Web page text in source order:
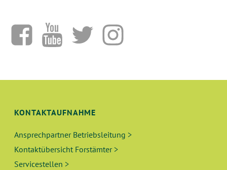
KONTAKTAUFNAHME
Ansprechpartner Betriebsleitung >
Kontaktübersicht Forstämter >
Servicestellen >